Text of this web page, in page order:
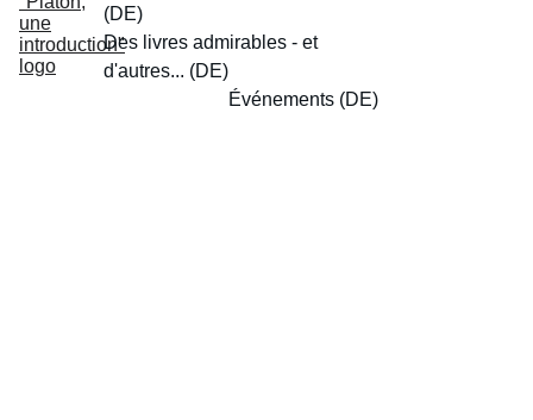
(DE)
Des livres admirables - et
d'autres... (DE)
Événements (DE)